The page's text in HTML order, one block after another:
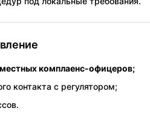
комплаенс-офицеров;
контакта с регулятором;